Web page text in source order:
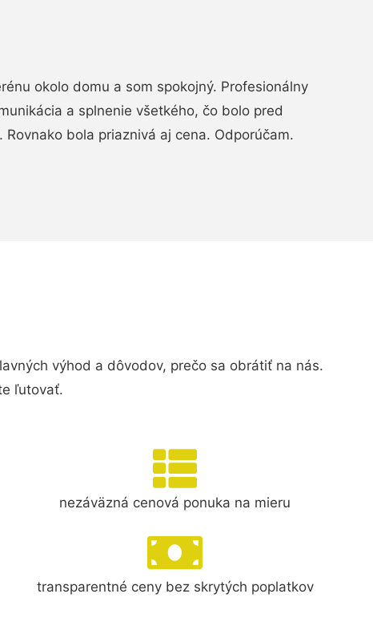
okolo domu a som spokojný. Profesionálny
a splnenie všetkého, čo bolo pred
Rovnako bola priaznivá aj cena. Odporúčam.
výhod a dôvodov, prečo sa obrátiť na nás.
ľutovať.
nezáväzná cenová ponuka na mieru
transparentné ceny bez skrytých poplatkov